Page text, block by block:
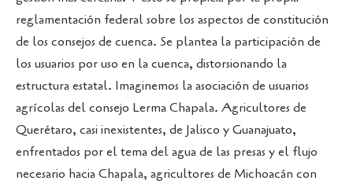
reglamentación federal sobre los aspectos de constitución
de los consejos de cuenca. Se plantea la participación de
los usuarios por uso en la cuenca, distorsionando la
estructura estatal. Imaginemos la asociación de usuarios
agrícolas del consejo Lerma Chapala. Agricultores de
Querétaro, casi inexistentes, de Jalisco y Guanajuato,
enfrentados por el tema del agua de las presas y el flujo
necesario hacia Chapala, agricultores de Michoacán con